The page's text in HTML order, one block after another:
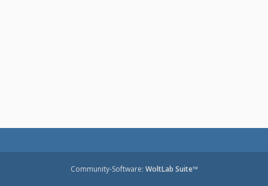
Community-Software: WoltLab Suite™